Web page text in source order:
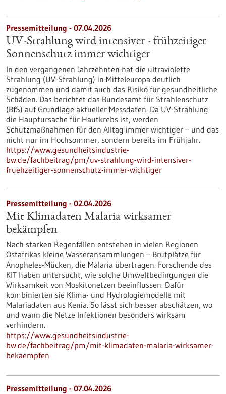
Pressemitteilung - 07.04.2026
UV-Strahlung wird intensiver - frühzeitiger
Sonnenschutz immer wichtiger
In den vergangenen Jahrzehnten hat die ultraviolette
Strahlung (UV-Strahlung) in Mitteleuropa deutlich
zugenommen und damit auch das Risiko für gesundheitliche
Schäden. Das berichtet das Bundesamt für Strahlenschutz
(BfS) auf Grundlage aktueller Messdaten. Da UV-Strahlung
die Hauptursache für Hautkrebs ist, werden
Schutzmaßnahmen für den Alltag immer wichtiger – und das
nicht nur im Hochsommer, sondern bereits im Frühjahr.
https://www.gesundheitsindustrie-
bw.de/fachbeitrag/pm/uv-strahlung-wird-intensiver-
fruehzeitiger-sonnenschutz-immer-wichtiger
Pressemitteilung - 02.04.2026
Mit Klimadaten Malaria wirksamer
bekämpfen
Nach starken Regenfällen entstehen in vielen Regionen
Ostafrikas kleine Wasseransammlungen – Brutplätze für
Anopheles-Mücken, die Malaria übertragen. Forschende des
KIT haben untersucht, wie solche Umweltbedingungen die
Wirksamkeit von Moskitonetzen beeinflussen. Dafür
kombinierten sie Klima- und Hydrologiemodelle mit
Malariadaten aus Kenia. So lässt sich besser abschätzen, wo
und wann die Netze Infektionen besonders wirksam
verhindern.
https://www.gesundheitsindustrie-
bw.de/fachbeitrag/pm/mit-klimadaten-malaria-wirksamer-
bekaempfen
Pressemitteilung - 07.04.2026